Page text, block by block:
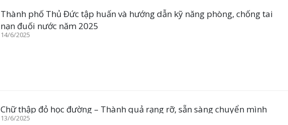
Thành phố Thủ Đức tập huấn và hướng dẫn kỹ năng phòng, chống tai
nạn đuối nước năm 2025
14/6/2025
Chữ thập đỏ học đường – Thành quả rạng rỡ, sẵn sàng chuyển mình
13/6/2025